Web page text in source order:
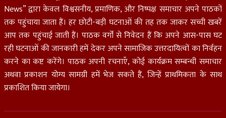
News” द्वारा केवल विश्वसनीय, प्रमाणिक, और निष्पक्ष समाचार अपने पाठकों
तक पहुंचाया जाता हैं। हर छोटी-बड़ी घटनाओं की तह तक जाकर सच्ची खबरें
आप तक पहुंचाई जाती हैं। पाठक वर्गों से निवेदन हैं कि अपने आस-पास घट
रही घटनाओं की जानकारी हमें देकर अपने सामाजिक उत्तरदायित्वों का निर्वहन
करने का कष्ट करेंगे। पाठक अपनी रचनाएँ, कोई कार्यक्रम सम्बन्धी समाचार
अथवा प्रकाशन योग्य सामग्री हमें भेज सकते हैं, जिन्हें प्राथमिकता के साथ
प्रकाशित किया जायेगा।